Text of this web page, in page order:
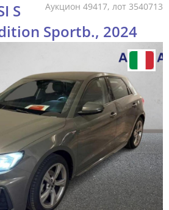
Аукцион 49417, лот 3540713
S
Sportb., 2024